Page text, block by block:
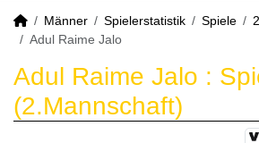
Männer Spielerstatistik Spiele
Adul Raime Jalo
Adul Raime Jalo :
(2.Mannschaft)